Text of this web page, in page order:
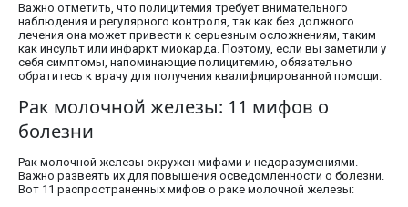
Важно отметить, что полицитемия требует внимательного
наблюдения и регулярного контроля, так как без должного
лечения она может привести к серьезным осложнениям, таким
как инсульт или инфаркт миокарда. Поэтому, если вы заметили у
себя симптомы, напоминающие полицитемию, обязательно
обратитесь к врачу для получения квалифицированной помощи.
Рак молочной железы: 11 мифов о
болезни
Рак молочной железы окружен мифами и недоразумениями.
Важно развеять их для повышения осведомленности о болезни.
Вот 11 распространенных мифов о раке молочной железы: